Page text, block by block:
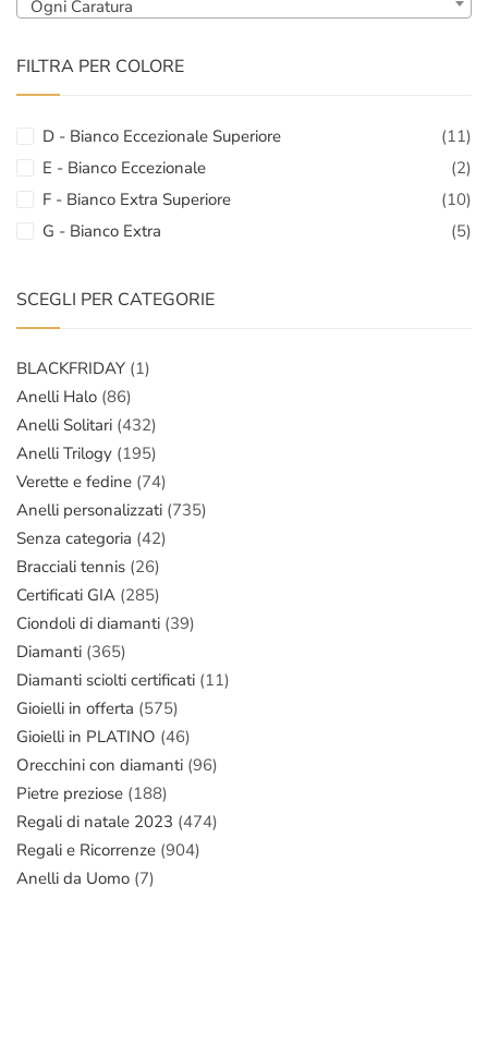
Ogni Caratura
FILTRA PER COLORE
D - Bianco Eccezionale Superiore
(11)
E - Bianco Eccezionale
(2)
F - Bianco Extra Superiore
(10)
G - Bianco Extra
(5)
SCEGLI PER CATEGORIE
BLACKFRIDAY (1)
Anelli Halo (86)
Anelli Solitari (432)
Anelli Trilogy (195)
Verette e fedine (74)
Anelli personalizzati (735)
Senza categoria (42)
Bracciali tennis (26)
Certificati GIA (285)
Ciondoli di diamanti (39)
Diamanti (365)
Diamanti sciolti certificati (11)
Gioielli in offerta (575)
Gioielli in PLATINO (46)
Orecchini con diamanti (96)
Pietre preziose (188)
Regali di natale 2023 (474)
Regali e Ricorrenze (904)
Anelli da Uomo (7)